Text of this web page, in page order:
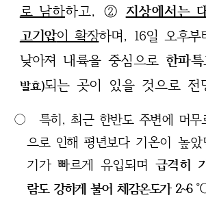
로 남하하고, ② 지상에서는
고기압이 확장하며, 16일 오후
낮아져 내륙을 중심으로 한파
발효)되는 곳이 있을 것으로 전
○ 특히, 최근 한반도 주변에 머무
으로 인해 평년보다 기온이 높
기가 빠르게 유입되며 급격히
람도 강하게 불어 체감온도가 2~6℃